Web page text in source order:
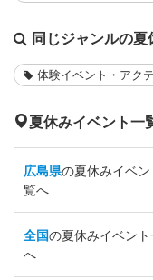
同じジャンルの夏
体験イベント・アク
夏休みイベント一
広島県の夏休みイベ
覧へ
全国の夏休みイベン
へ